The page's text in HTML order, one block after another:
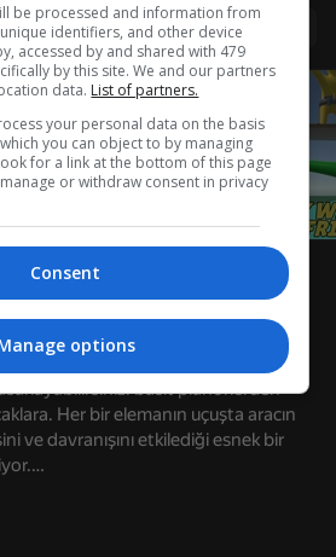
döndürün
cihaz yatay duruma
çalışır
Yükleniyor
oyunda ulaştığınız düzeyi
sağlar
Giriş yap
ve mühendislik zihniyetinizi
Bu tür oyunlarda, kendi uçan
basit planörlerden
Her bir elemanın uçuşta aracın
ve davranışını etkilediği esnek bir
verilir - tasarımdaki her hata
be processed and information from
identifiers, and other device
accessed by and shared with 479
by this site. We and our partners
data. List of partners.
your personal data on the basis
you can object to by managing
for a link at the bottom of this page
or withdraw consent in privacy
Consent
options